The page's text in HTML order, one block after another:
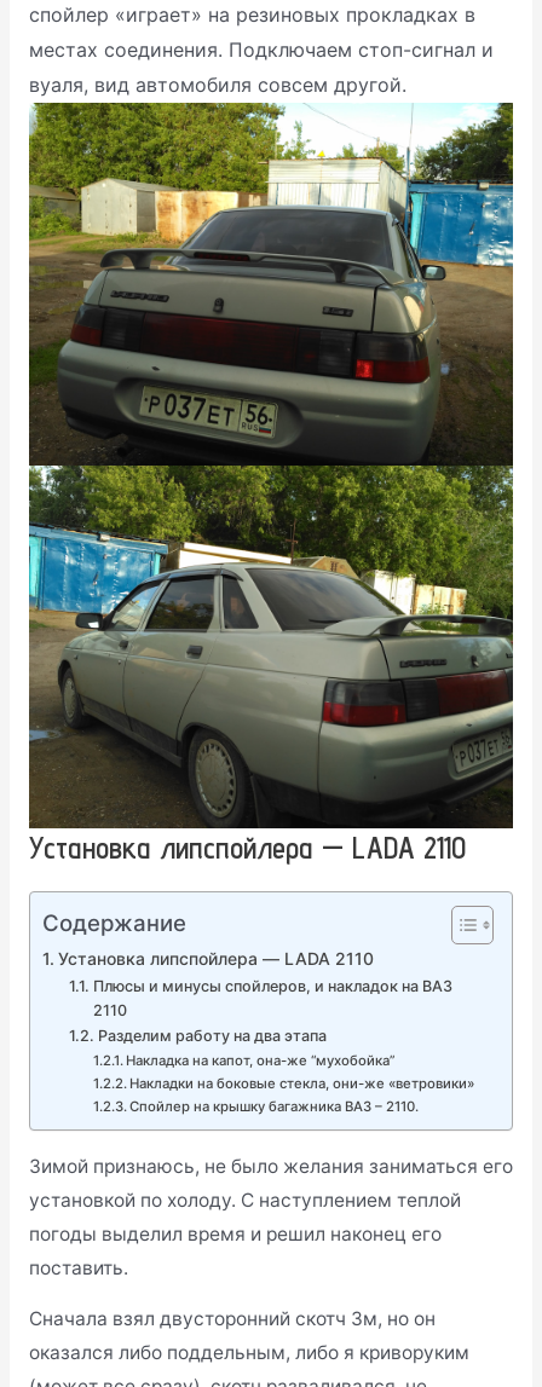
спойлер «играет» на резиновых прокладках в
местах соединения. Подключаем стоп-сигнал и
вуаля, вид автомобиля совсем другой.
Установка липспойлера — LADA 2110
Содержание
Установка липспойлера — LADA 2110
Плюсы и минусы спойлеров, и накладок на ВАЗ
2110
Разделим работу на два этапа
Накладка на капот, она-же “мухобойка”
Накладки на боковые стекла, они-же «ветровики»
Спойлер на крышку багажника ВАЗ – 2110.
Зимой признаюсь, не было желания заниматься его
установкой по холоду. С наступлением теплой
погоды выделил время и решил наконец его
поставить.
Сначала взял двусторонний скотч 3м, но он
оказался либо поддельным, либо я криворуким